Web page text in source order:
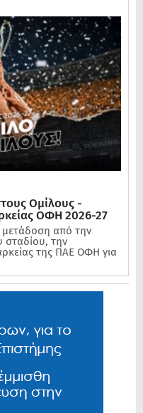
Ομίλους -
ΟΦΗ 2026-27
από την
σταδίου, την
της ΠΑΕ ΟΦΗ για